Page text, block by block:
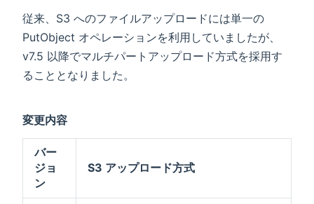
従来、S3 へのファイルアップロードには単一の
PutObject オペレーションを利用していましたが、
v7.5 以降でマルチパートアップロード方式を採用す
ることとなりました。
変更内容
バー
ジョ
ン
S3 アップロード方式